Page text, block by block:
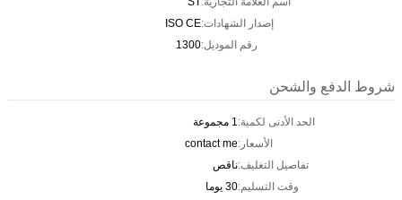
إصدار الشهادات:ISO CE
رقم الموديل:1300
شروط الدفع والشحن
الحد الأدنى لكمية:1 مجموعة
الأسعار:contact me
تفاصيل التغليف:ناقص
وقت التسليم:30 يوما